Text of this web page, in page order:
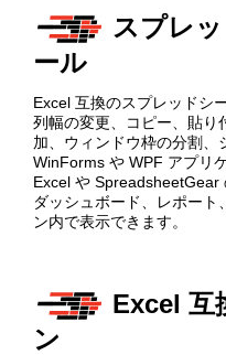
スプレ
ール
Excel 互換のスプレッドシ
列幅の変更、コピー、貼り
加、ウィンドウ枠の分割、
WinForms や WPF アプリ
Excel や SpreadsheetGear
ダッシュボード、レポート
ン内で表示できます。
Excel 互
ン